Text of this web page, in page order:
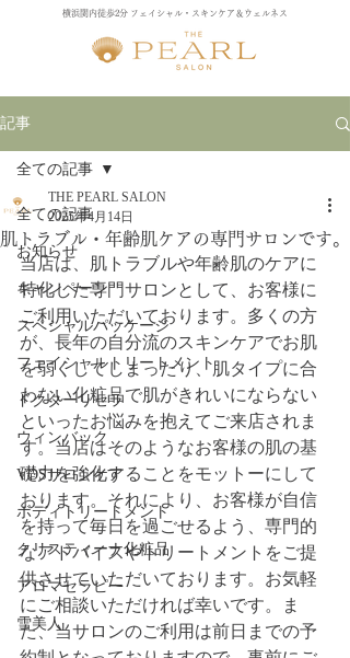
横浜関内徒歩2分 フェイシャル・スキンケア＆ウェルネス
記事
全ての記事
お知らせ
キャンペーン
スペシャルパッケージ
フェイシャルトリートメント
ドクターリセラ
ウィンバック
VOSサロンケア
ボディトリートメント
クリスティーナ化粧品
アロマセラピー
雪美人
全ての記事
肌トラブル・年齢肌ケアの専門サロンです。
THE PEARL SALON
2025年4月14日
当店は、肌トラブルや年齢肌のケアに
特化した専門サロンとして、お客様に
ご利用いただいております。多くの方
が、長年の自分流のスキンケアでお肌
を弱くしてしまったり、肌タイプに合
わない化粧品で肌がきれいにならない
といったお悩みを抱えてご来店されま
す。当店はそのようなお客様の肌の基
礎力を強化することをモットーにして
おります。それにより、お客様が自信
を持って毎日を過ごせるよう、専門的
なアドバイスやトリートメントをご提
供させていただいております。お気軽
にご相談いただければ幸いです。ま
た、当サロンのご利用は前日までの予